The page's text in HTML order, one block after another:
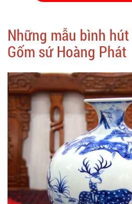
Những mẫu bình
Gốm sứ Hoàng Phát